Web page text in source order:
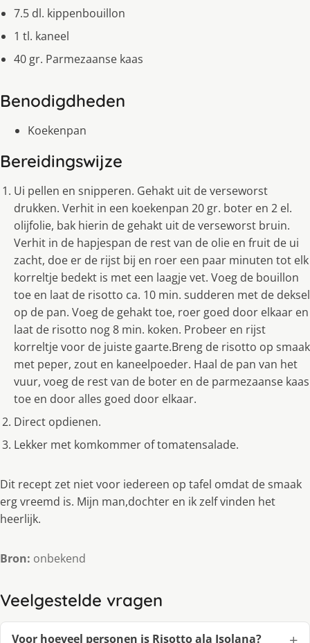
7.5 dl. kippenbouillon
1 tl. kaneel
40 gr. Parmezaanse kaas
Benodigdheden
Koekenpan
Bereidingswijze
Ui pellen en snipperen. Gehakt uit de verseworst
drukken. Verhit in een koekenpan 20 gr. boter en 2 el.
olijfolie, bak hierin de gehakt uit de verseworst bruin.
Verhit in de hapjespan de rest van de olie en fruit de ui
zacht, doe er de rijst bij en roer een paar minuten tot elk
korreltje bedekt is met een laagje vet. Voeg de bouillon
toe en laat de risotto ca. 10 min. sudderen met de deksel
op de pan. Voeg de gehakt toe, roer goed door elkaar en
laat de risotto nog 8 min. koken. Probeer en rijst
korreltje voor de juiste gaarte.Breng de risotto op smaak
met peper, zout en kaneelpoeder. Haal de pan van het
vuur, voeg de rest van de boter en de parmezaanse kaas
toe en door alles goed door elkaar.
Direct opdienen.
Lekker met komkommer of tomatensalade.
Dit recept zet niet voor iedereen op tafel omdat de smaak
erg vreemd is. Mijn man,dochter en ik zelf vinden het
heerlijk.
Bron: onbekend
Veelgestelde vragen
Voor hoeveel personen is Risotto ala Isolana?